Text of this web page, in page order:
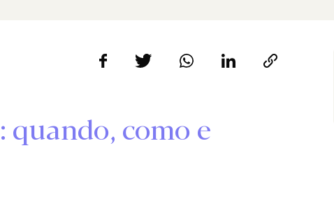
quando, como e